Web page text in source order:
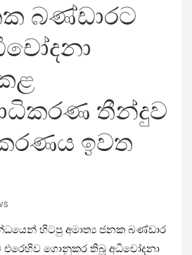
බණ්ඩාරට
තීන්දුව
ඉවත
හිටපු අමාත්‍ය ජනක බණ්ඩාර
ගොනුකර තිබූ අධිචෝදනා